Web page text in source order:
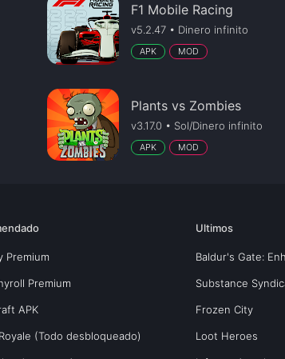
F1 Mobile Racing
v5.2.47 • Dinero infinito
APK MOD
Plants vs Zombies
v3.17.0 • Sol/Dinero infinito
APK MOD
Premium
Premium
APK
(Todo desbloqueado)
Ultimos
Baldur's Gate:
Substance
Frozen City
Loot Heroes